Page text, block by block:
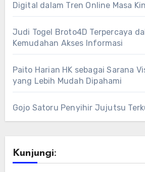
Digital dalam Tren Online Masa
Judi Togel Broto4D Terpercaya
Kemudahan Akses Informasi
Paito Harian HK sebagai Sarana
yang Lebih Mudah Dipahami
Gojo Satoru Penyihir Jujutsu
Kunjungi: